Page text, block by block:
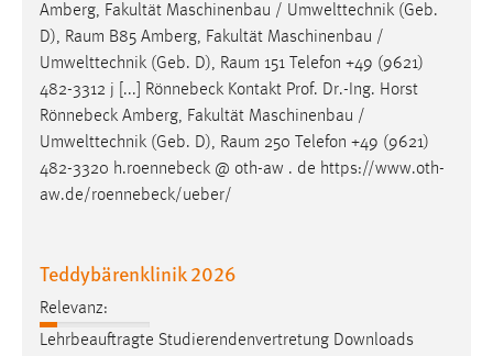
Amberg, Fakultät Maschinenbau / Umwelttechnik (Geb.
D), Raum B85 Amberg, Fakultät Maschinenbau /
Umwelttechnik (Geb. D), Raum 151 Telefon +49 (9621)
482-3312 j [...] Rönnebeck Kontakt Prof. Dr.-Ing. Horst
Rönnebeck Amberg, Fakultät Maschinenbau /
Umwelttechnik (Geb. D), Raum 250 Telefon +49 (9621)
482-3320 h.roennebeck @ oth-aw . de https://www.oth-
aw.de/roennebeck/ueber/
Teddybärenklinik 2026
Relevanz:
Lehrbeauftragte Studierendenvertretung Downloads